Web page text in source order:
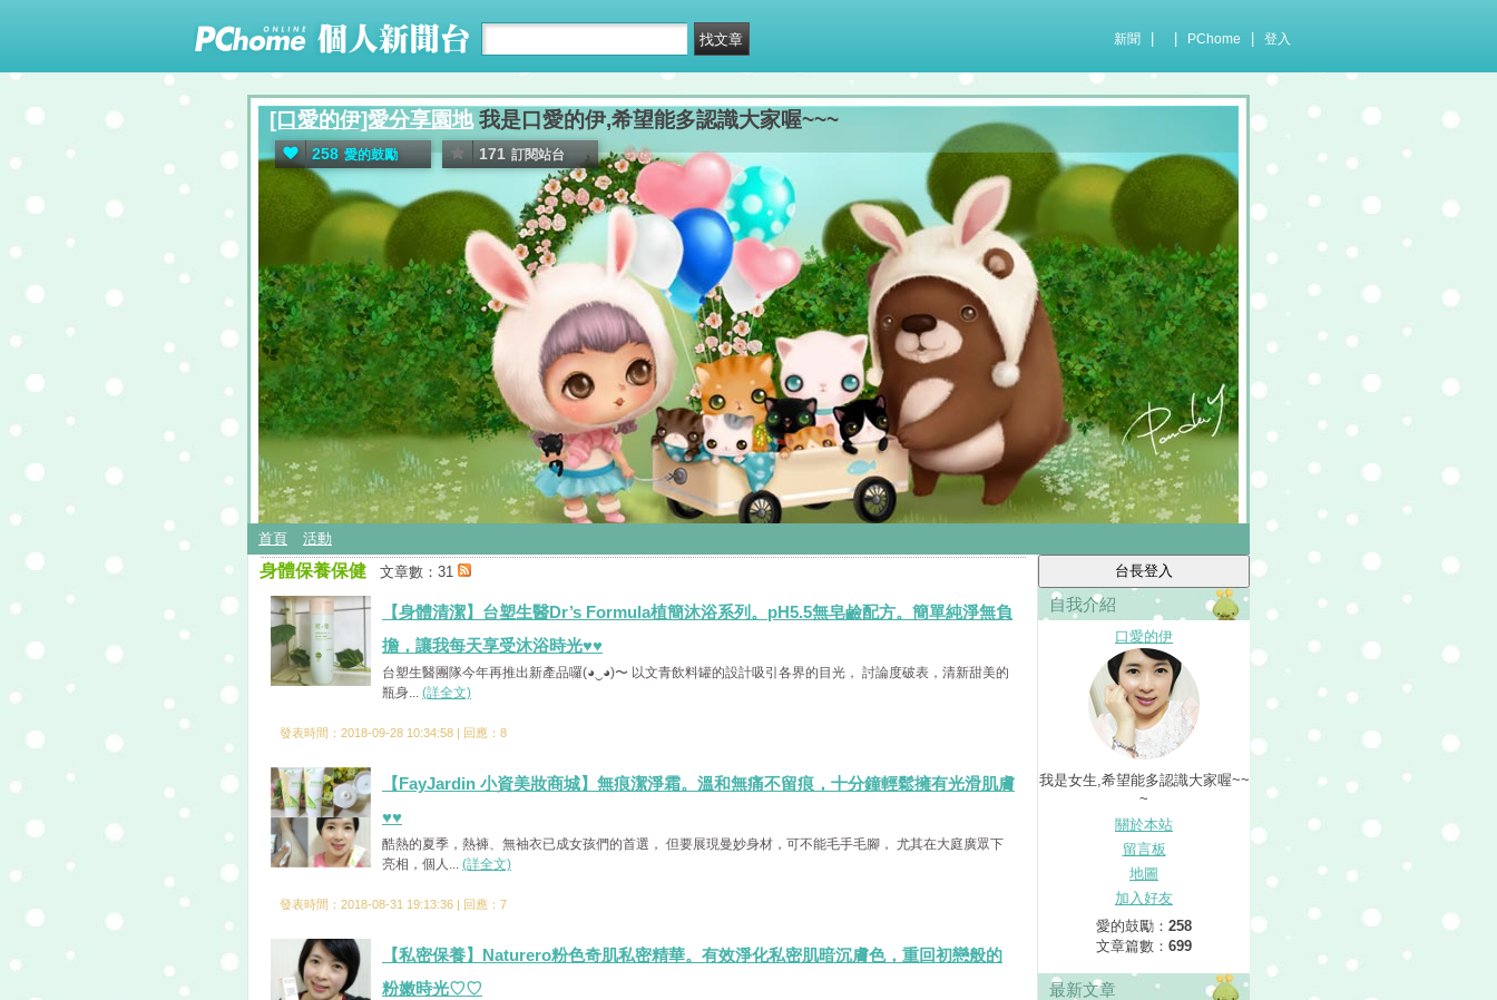
新聞 PChome 登入
[口愛的伊]愛分享園地 我是口愛的伊,希望能多認識大家喔~~~
258 愛的鼓勵 171 訂閱站台
首頁 活動
身體保養保健 文章數：31
【身體清潔】台塑生醫Dr’s Formula植簡沐浴系列。pH5.5無皂鹼配方。簡單純淨無負
擔，讓我每天享受沐浴時光♥♥
台塑生醫團隊今年再推出新產品囉(◕‿◕)〜 以文青飲料罐的設計吸引各界的目光， 討論度破表，清新甜美的
瓶身... (詳全文)
發表時間：2018-09-28 10:34:58 | 回應：8
【FayJardin 小資美妝商城】無痕潔淨霜。溫和無痛不留痕，十分鐘輕鬆擁有光滑肌膚
♥♥
酷熱的夏季，熱褲、無袖衣已成女孩們的首選， 但要展現曼妙身材，可不能毛手毛腳， 尤其在大庭廣眾下
亮相，個人... (詳全文)
發表時間：2018-08-31 19:13:36 | 回應：7
【私密保養】Naturero粉色奇肌私密精華。有效淨化私密肌暗沉膚色，重回初戀般的
粉嫩時光♡♡
自我介紹
口愛的伊
我是女生,希望能多認識大家喔~~
~
關於本站
留言板
地圖
加入好友
愛的鼓勵： 258
文章篇數： 699
最新文章